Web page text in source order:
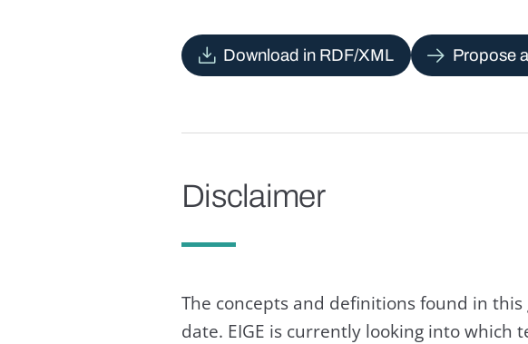
Download in RDF/XML Propose
Disclaimer
The concepts and definitions found in
date. EIGE is currently looking into